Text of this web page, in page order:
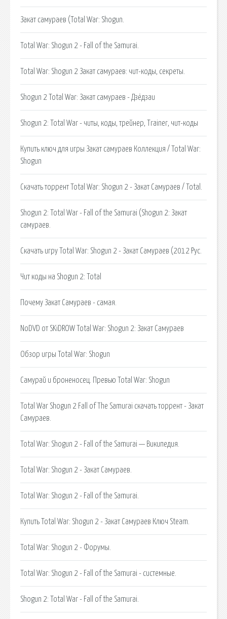
Закат самураев (Total War: Shogun.
Total War: Shogun 2 - Fall of the Samurai.
Total War: Shogun 2 Закат самураев: чит-коды, секреты.
Shogun 2 Total War: Закат самураев - Дзёдзаи
Shogun 2: Total War - читы, коды, трейнер, Trainer, чит-коды
Купить ключ для игры Закат самураев Коллекция / Total War:
Shogun
Скачать торрент Total War: Shogun 2 - Закат Самураев / Total.
Shogun 2: Total War - Fall of the Samurai (Shogun 2: Закат
самураев.
Скачать игру Total War: Shogun 2 - Закат Самураев (2012 Рус.
Чит коды на Shogun 2: Total
Почему Закат Самураев - самая.
NoDVD от SKiDROW Total War: Shogun 2: Закат Самураев
Обзор игры Total War: Shogun
Самурай и броненосец. Превью Total War: Shogun
Total War Shogun 2 Fall of The Samurai скачать торрент - Закат
Самураев.
Total War: Shogun 2 - Fall of the Samurai — Википедия.
Total War: Shogun 2 - Закат Самураев.
Total War: Shogun 2 - Fall of the Samurai.
Купить Total War: Shogun 2 - Закат Самураев Ключ Steam.
Total War: Shogun 2 - Форумы.
Total War: Shogun 2 - Fall of the Samurai - системные.
Shogun 2: Total War - Fall of the Samurai.